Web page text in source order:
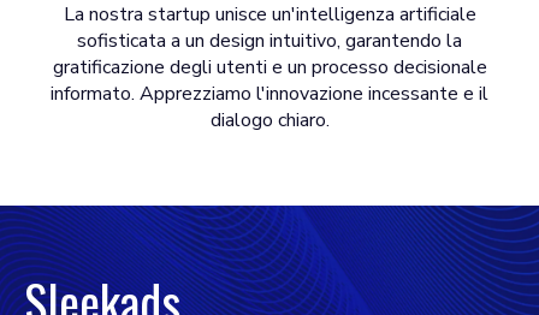
La nostra startup unisce un'intelligenza artificiale
sofisticata a un design intuitivo, garantendo la
gratificazione degli utenti e un processo decisionale
informato. Apprezziamo l'innovazione incessante e il
dialogo chiaro.